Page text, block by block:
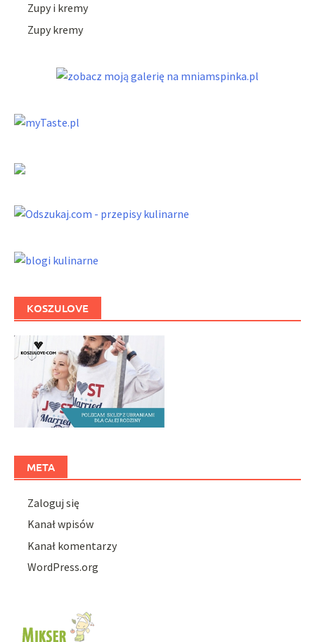
Zupy i kremy
Zupy kremy
KOSZULOVE
META
Zaloguj się
Kanał wpisów
Kanał komentarzy
WordPress.org